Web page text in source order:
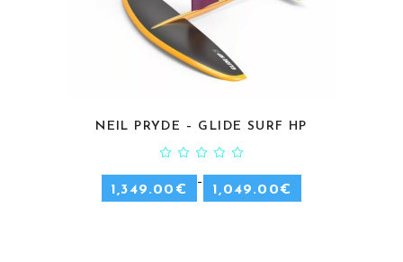
CHOIX DES OPTIONS
NEIL PRYDE – GLIDE SURF HP
1,049.00€
–
1,349.00 €